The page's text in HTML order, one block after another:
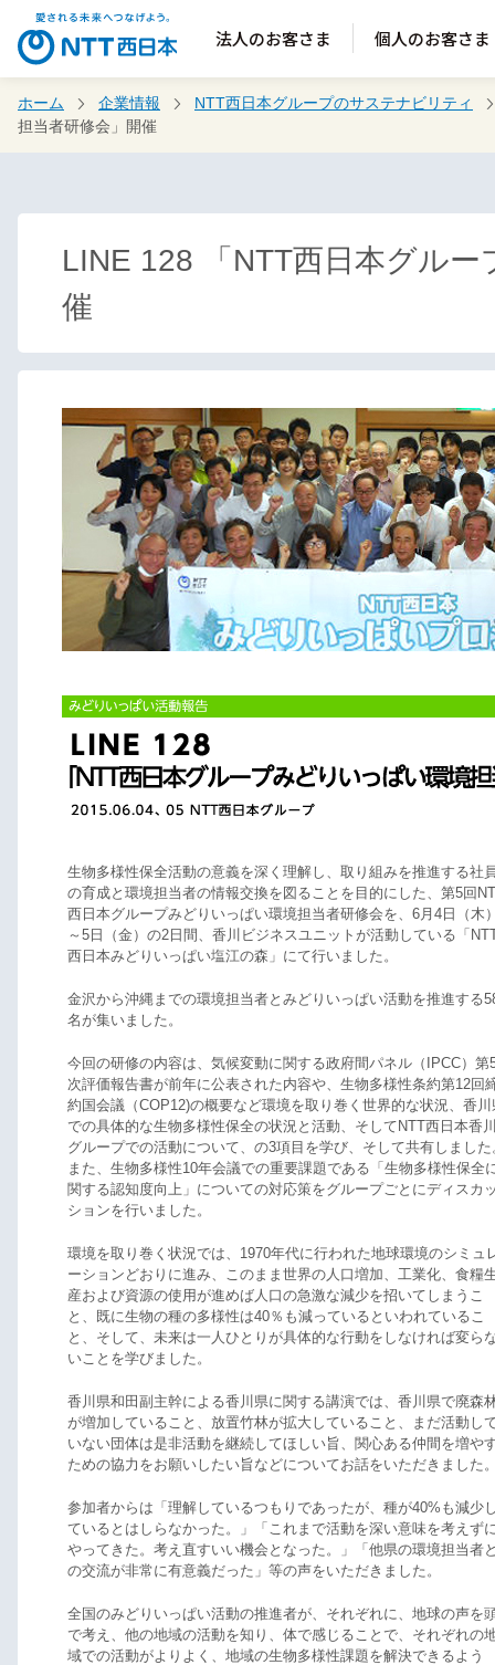
法人のお客さま 個人のお客さま
ホーム 企業情報
NTT西日本グループのサステナビリティ
担当者研修会」開催
LINE 128 「NTT西日本グル
催
生物多様性保全活動の意義を深く理解し、取り組みを推進する社
の育成と環境担当者の情報交換を図ることを目的にした、第5回
西日本グループみどりいっぱい環境担当者研修会を、6月4日（木
～5日（金）の2日間、香川ビジネスユニットが活動している「
西日本みどりいっぱい塩江の森」にて行いました。
金沢から沖縄までの環境担当者とみどりいっぱい活動を推進する
名が集いました。
今回の研修の内容は、気候変動に関する政府間パネル（IPCC）第
次評価報告書が前年に公表された内容や、生物多様性条約第12回
約国会議（COP12)の概要など環境を取り巻く世界的な状況、香川
での具体的な生物多様性保全の状況と活動、そしてNTT西日本香
グループでの活動について、の3項目を学び、そして共有しました
また、生物多様性10年会議での重要課題である「生物多様性保全
関する認知度向上」についての対応策をグループごとにディスカ
ションを行いました。
環境を取り巻く状況では、1970年代に行われた地球環境のシミュ
ーションどおりに進み、このまま世界の人口増加、工業化、食糧
産および資源の使用が進めば人口の急激な減少を招いてしまうこ
と、既に生物の種の多様性は40％も減っているといわれているこ
と、そして、未来は一人ひとりが具体的な行動をしなければ変ら
いことを学びました。
香川県和田副主幹による香川県に関する講演では、香川県で廃森
が増加していること、放置竹林が拡大していること、まだ活動し
いない団体は是非活動を継続してほしい旨、関心ある仲間を増や
ための協力をお願いしたい旨などについてお話をいただきました
参加者からは「理解しているつもりであったが、種が40%も減少
ているとはしらなかった。」「これまで活動を深い意味を考えず
ってきた。考え直すいい機会となった。」「他県の環境担当者
の交流が非常に有意義だった」等の声をいただきました。
全国のみどりいっぱい活動の推進者が、それぞれに、地球の声を
で考え、他の地域の活動を知り、体で感じることで、それぞれの
域での活動がよりよく、地域の生物多様性課題を解決できるよう